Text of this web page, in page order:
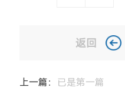
返回
上一篇： 已是第一篇